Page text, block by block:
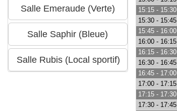
15:15 - 15:30
15:30 - 15:45
15:45 - 16:00
16:00 - 16:15
16:15 - 16:30
16:30 - 16:45
16:45 - 17:00
17:00 - 17:15
17:15 - 17:30
17:30 - 17:45